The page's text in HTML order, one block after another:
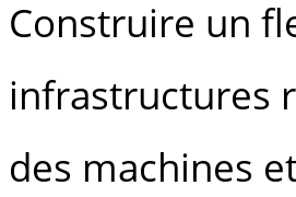
Construire un
infrastructures
des machines